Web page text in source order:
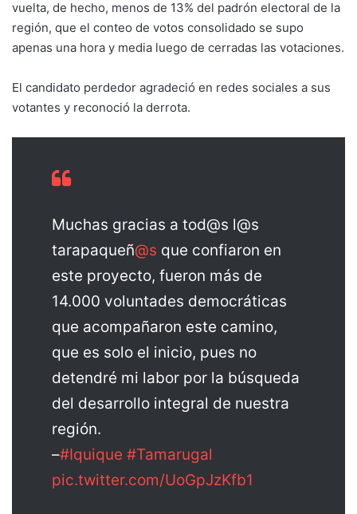
vuelta, de hecho, menos de 13% del padrón electoral de la
región, que el conteo de votos consolidado se supo
apenas una hora y media luego de cerradas las votaciones.
El candidato perdedor agradeció en redes sociales a sus
votantes y reconoció la derrota.
Muchas gracias a tod@s l@s
tarapaqueñ@s que confiaron en
este proyecto, fueron más de
14.000 voluntades democráticas
que acompañaron este camino,
que es solo el inicio, pues no
detendré mi labor por la búsqueda
del desarrollo integral de nuestra
región.
–#Iquique #Tamarugal
pic.twitter.com/UoGpJzKfb1